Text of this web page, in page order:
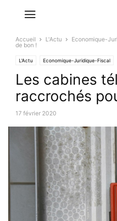
Accueil L'Actu Economique-
de bon !
L'Actu Economique-Juridique-Fiscal
Les cabines
raccrochés
17 février 2020